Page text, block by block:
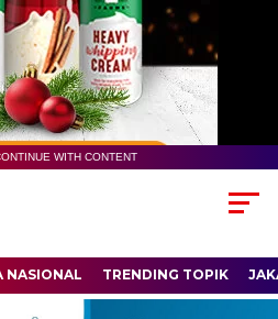
WITH CONTENT
NASIONAL TRENDING TOPIK